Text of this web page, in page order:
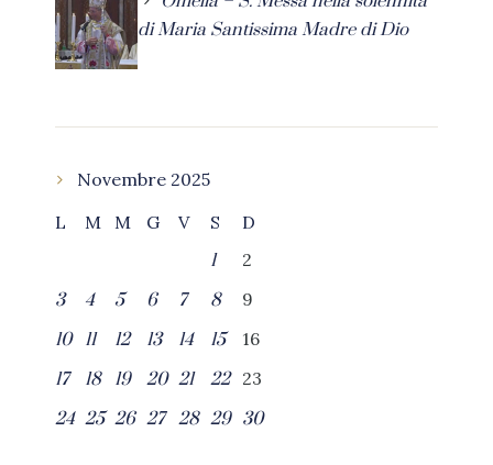
di Maria Santissima Madre di Dio
Novembre 2025
L
M M G V S
D
1
2
3
4 5 6 7 8
9
10
11 12 13 14 15
16
17
18 19 20 21 22 23
24 25 26 27 28 29 30